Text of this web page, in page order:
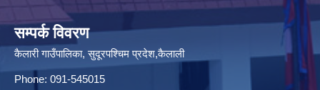
सम्पर्क विवरण
कैलारी गाउँपालिका, सुदूरपश्चिम प्रदेश,कैलाली
Phone: 091-545015